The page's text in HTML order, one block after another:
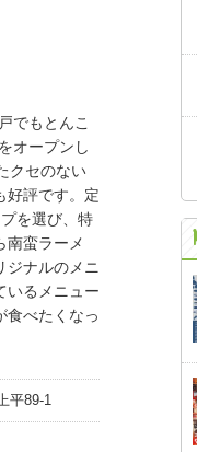
でもとんこ
オープンし
クセのない
好評です。定
を選び、特
南蛮ラーメ
ジナルのメニ
いるメニュー
食べたくなっ
平89-1